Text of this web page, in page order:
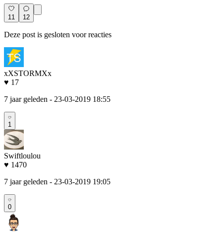
11 12
Deze post is gesloten voor reacties
xXSTORMXx
♥ 17
7 jaar geleden - 23-03-2019 18:55
1
Swiftloulou
♥ 1470
7 jaar geleden - 23-03-2019 19:05
0